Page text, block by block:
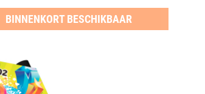
BINNENKORT BESCHIKBAAR